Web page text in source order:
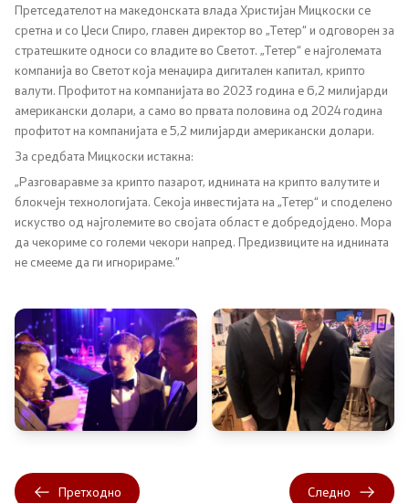
Регулатива
Отворени податоци
Контакт
Контакт
Изјава за пристапност
Со еден клик до сите услуги
Претседателот на македонската влада Христијан Мицкоски се
сретна и со Џеси Спиро, главен директор во „Тетер“ и одговорен за
стратешките односи со владите во Светот. „Тетер“ е најголемата
компанија во Светот која менаџира дигитален капитал, крипто
валути. Профитот на компанијата во 2023 година е 6,2 милијарди
американски долари, а само во првата половина од 2024 година
профитот на компанијата е 5,2 милијарди американски долари.
За средбата Мицкоски истакна:
„Разговаравме за крипто пазарот, иднината на крипто валутите и
блокчејн технологијата. Секоја инвестијата на „Тетер“ и споделено
искуство од најголемите во својата област е добредојдено. Мора
да чекориме со големи чекори напред. Предизвиците на иднината
не смееме да ги игнорираме.”
Претходно Следно